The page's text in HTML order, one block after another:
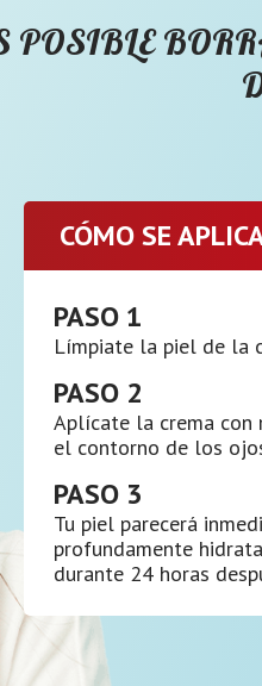
POSIBLE
CÓMO SE
PASO 1
Límpiate la piel de la
PASO 2
Aplícate la crema con
el contorno de los
PASO 3
Tu piel parecerá
profundamente
durante 24 horas